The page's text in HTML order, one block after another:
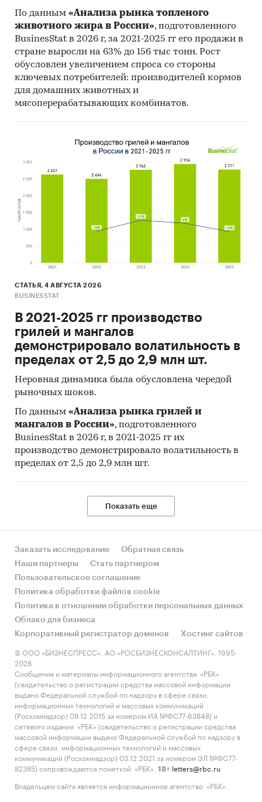
По данным «Анализа рынка топленого
животного жира в России», подготовленного
BusinesStat в 2026 г, за 2021-2025 гг его продажи в
стране выросли на 63% до 156 тыс тонн. Рост
обусловлен увеличением спроса со стороны
ключевых потребителей: производителей кормов
для домашних животных и
мясоперерабатывающих комбинатов.
СТАТЬЯ, 4 АВГУСТА 2026
BUSINESSTAT
В 2021-2025 гг производство
грилей и мангалов
демонстрировало волатильность в
пределах от 2,5 до 2,9 млн шт.
Неровная динамика была обусловлена чередой
рыночных шоков.
По данным «Анализа рынка грилей и
мангалов в России», подготовленного
BusinesStat в 2026 г, в 2021-2025 гг их
производство демонстрировало волатильность в
пределах от 2,5 до 2,9 млн шт.
Показать еще
Заказать исследование
Обратная связь
Наши партнеры
Стать партнером
Пользовательское соглашение
Политика обработки файлов cookie
Политика в отношении обработки персональных данных
Облако для бизнеса
Корпоративный регистратор доменов
Хостинг сайтов
© ООО «БИЗНЕСПРЕСС», АО «РОСБИЗНЕСКОНСАЛТИНГ», 1995-
2026.
Сообщения и материалы информационного агентства «РБК»
(свидетельство о регистрации средства массовой информации
выдано Федеральной службой по надзору в сфере связи,
информационных технологий и массовых коммуникаций
(Роскомнадзор) 09.12.2015 за номером ИА №ФС77-63848) и
сетевого издания «РБК» (свидетельство о регистрации средства
массовой информации выдано Федеральной службой по надзору в
сфере связи, информационных технологий и массовых
коммуникаций (Роскомнадзор) 03.12.2021 за номером ЭЛ №ФС77-
82385) сопровождаются пометкой «РБК».
18+ letters@rbc.ru
Владельцем сайта является информационное агентство «РБК».